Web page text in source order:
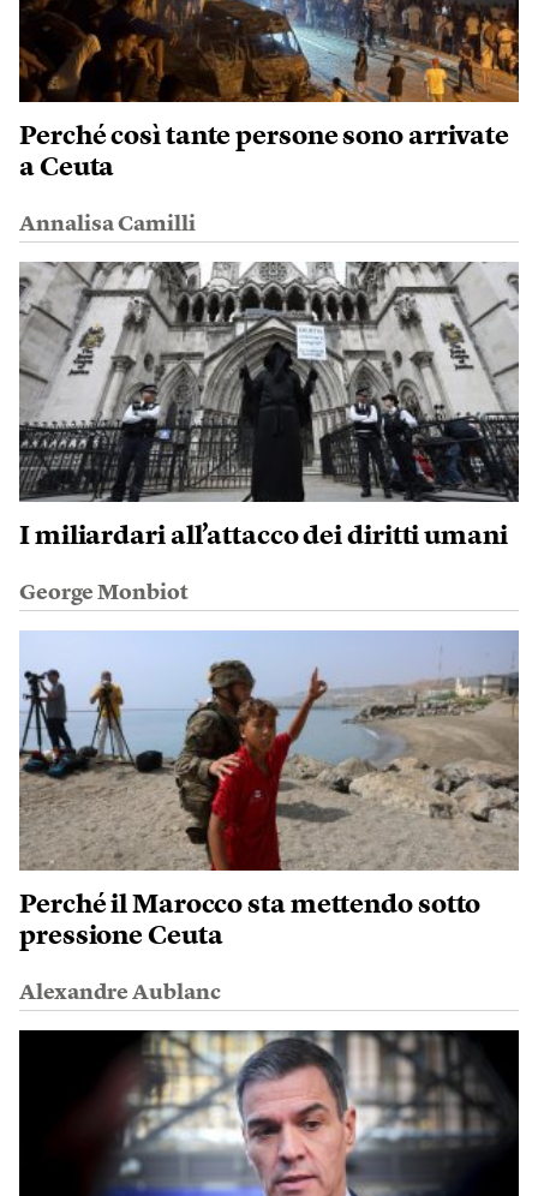
Perché così tante persone sono arrivate
a Ceuta
Annalisa Camilli
I miliardari all’attacco dei diritti umani
George Monbiot
Perché il Marocco sta mettendo sotto
pressione Ceuta
Alexandre Aublanc